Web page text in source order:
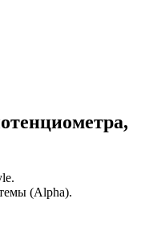
(Alpha).